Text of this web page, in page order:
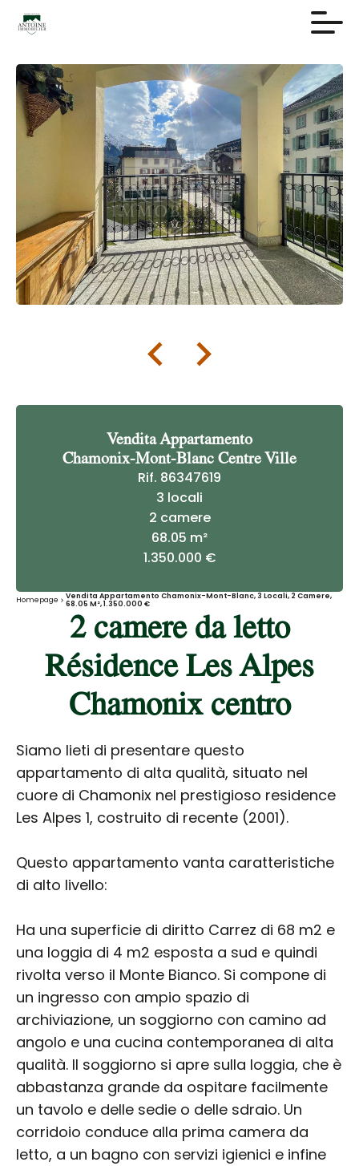
Vendita Appartamento
Chamonix-Mont-Blanc Centre Ville
Rif. 86347619
3 locali
2 camere
68.05 m²
1.350.000 €
Homepage
Vendita Appartamento Chamonix-Mont-Blanc, 3 Locali, 2 Camere,
68.05 M², 1.350.000 €
2 camere da letto
Résidence Les Alpes
Chamonix centro
Siamo lieti di presentare questo
appartamento di alta qualità, situato nel
cuore di Chamonix nel prestigioso residence
Les Alpes 1, costruito di recente (2001).
Questo appartamento vanta caratteristiche
di alto livello:
Ha una superficie di diritto Carrez di 68 m2 e
una loggia di 4 m2 esposta a sud e quindi
rivolta verso il Monte Bianco. Si compone di
un ingresso con ampio spazio di
archiviazione, un soggiorno con camino ad
angolo e una cucina contemporanea di alta
qualità. Il soggiorno si apre sulla loggia, che è
abbastanza grande da ospitare facilmente
un tavolo e delle sedie o delle sdraio. Un
corridoio conduce alla prima camera da
letto, a un bagno con servizi igienici e infine